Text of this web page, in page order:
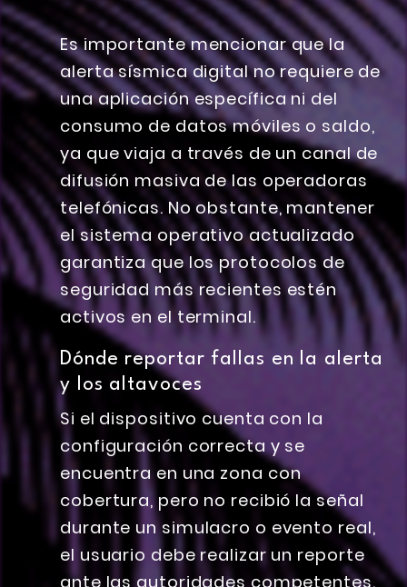
Es importante mencionar que la
alerta sísmica digital no requiere de
una aplicación específica ni del
consumo de datos móviles o saldo,
ya que viaja a través de un canal de
difusión masiva de las operadoras
telefónicas. No obstante, mantener
el sistema operativo actualizado
garantiza que los protocolos de
seguridad más recientes estén
activos en el terminal.
Dónde reportar fallas en la alerta
y los altavoces
Si el dispositivo cuenta con la
configuración correcta y se
encuentra en una zona con
cobertura, pero no recibió la señal
durante un simulacro o evento real,
el usuario debe realizar un reporte
ante las autoridades competentes.